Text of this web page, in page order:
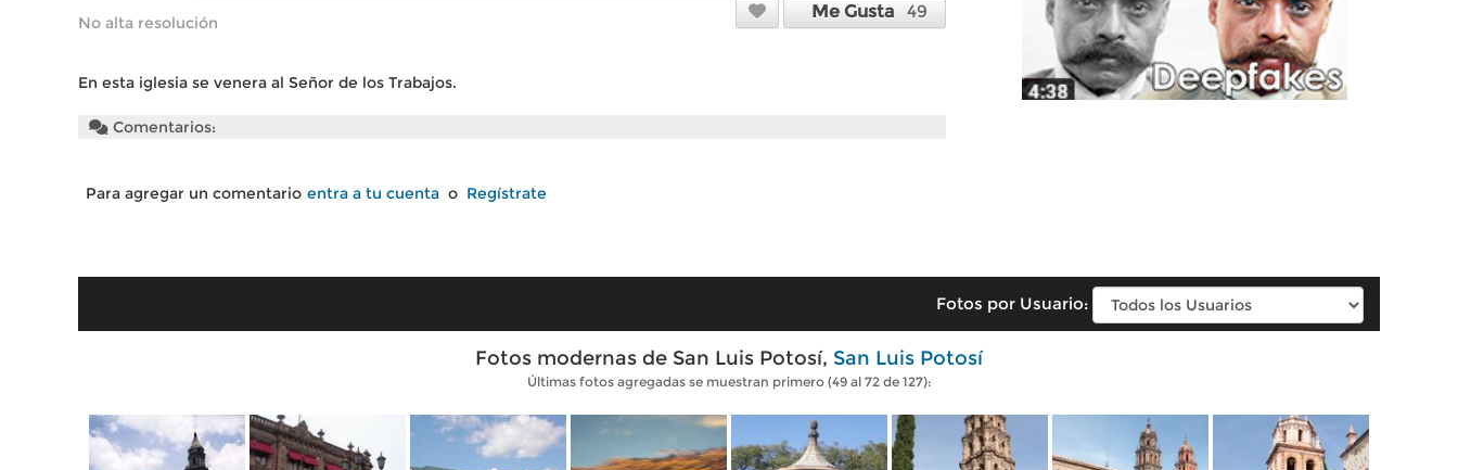
No alta resolución
Me Gusta 49
En esta iglesia se venera al Señor de los Trabajos.
Comentarios:
Para agregar un comentario entra a tu cuenta o Regístrate
Fotos por Usuario:
Fotos modernas de San Luis Potosí, San Luis Potosí
Últimas fotos agregadas se muestran primero (49 al 72 de 127):